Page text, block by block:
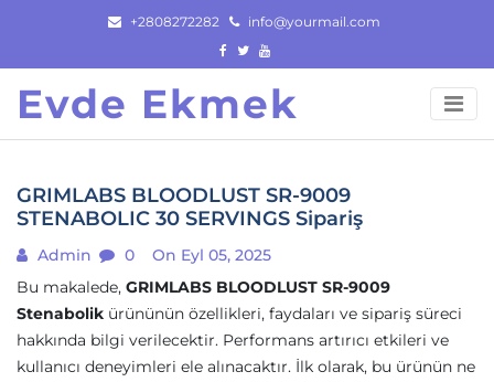
content
+2808272282 info@yourmail.com
Evde Ekmek
GRIMLABS BLOODLUST SR-9009
STENABOLIC 30 SERVINGS Sipariş
Admin 0
On Eyl 05, 2025
Bu makalede, GRIMLABS BLOODLUST SR-9009
Stenabolik ürününün özellikleri, faydaları ve sipariş süreci
hakkında bilgi verilecektir. Performans artırıcı etkileri ve
kullanıcı deneyimleri ele alınacaktır. İlk olarak, bu ürünün ne